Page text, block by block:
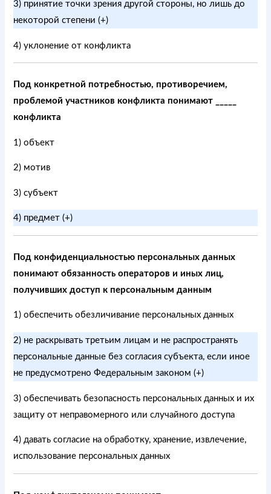
3) принятие точки зрения другой стороны, но лишь до
некоторой степени (+)
4) уклонение от конфликта
Под конкретной потребностью, противоречием,
проблемой участников конфликта понимают _____
конфликта
1) объект
2) мотив
3) субъект
4) предмет (+)
Под конфиденциальностью персональных данных
понимают обязанность операторов и иных лиц,
получивших доступ к персональным данным
1) обеспечить обезличивание персональных данных
2) не раскрывать третьим лицам и не распространять
персональные данные без согласия субъекта, если иное
не предусмотрено Федеральным законом (+)
3) обеспечивать безопасность персональных данных и их
защиту от неправомерного или случайного доступа
4) давать согласие на обработку, хранение, извлечение,
использование персональных данных